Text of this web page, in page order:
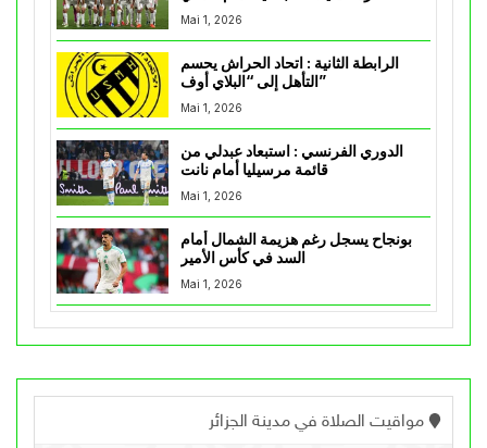
Mai 1, 2026
الرابطة الثانية : اتحاد الحراش يحسم
التأهل إلى “البلاي أوف”
Mai 1, 2026
الدوري الفرنسي : استبعاد عبدلي من
قائمة مرسيليا أمام نانت
Mai 1, 2026
بونجاح يسجل رغم هزيمة الشمال أمام
السد في كأس الأمير
Mai 1, 2026